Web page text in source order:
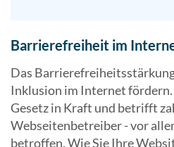
Barrierefreiheit im
Das
Inklusion im Internet
Gesetz in Kraft und betrifft
Webseitenbetreiber - vor
betroffen. Wie Sie Ihre